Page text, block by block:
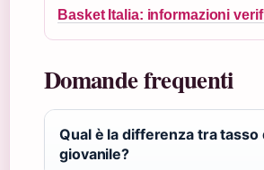
Basket Italia: informazioni
Domande frequenti
Qual è la differenza tra
giovanile?